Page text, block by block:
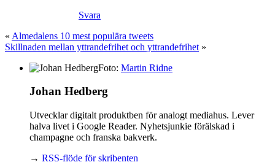
Svara
« Almedalens 10 mest populära tweets
Skillnaden mellan yttrandefrihet och yttrandefrihet »
Foto: Martin Ridne
Johan Hedberg
Utvecklar digitalt produktben för analogt mediahus. Lever
halva livet i Google Reader. Nyhetsjunkie förälskad i
champagne och franska bakverk.
→ RSS-flöde för skribenten